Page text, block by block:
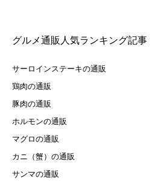
グルメ通販人気ランキング記事
サーロインステーキの通販
鶏肉の通販
豚肉の通販
ホルモンの通販
マグロの通販
カニ（蟹）の通販
サンマの通販